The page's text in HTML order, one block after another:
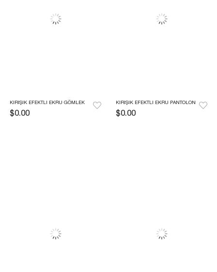
KIRIŞIK EFEKTLI EKRU GÖMLEK
$0.00
KIRIŞIK EFEKTLI EKRU PANTOLON
$0.00